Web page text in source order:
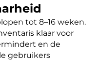
tot 8–16 weken.
klaar voor
en de
gebruikers